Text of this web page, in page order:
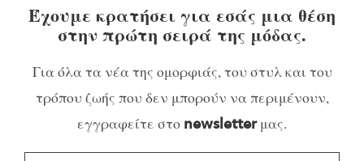
Έχουμε κρατήσει για εσάς μια θέση
στην πρώτη σειρά της μόδας.
Για όλα τα νέα της ομορφιάς, του στυλ και του
τρόπου ζωής που δεν μπορούν να περιμένουν,
εγγραφείτε στο newsletterμας.